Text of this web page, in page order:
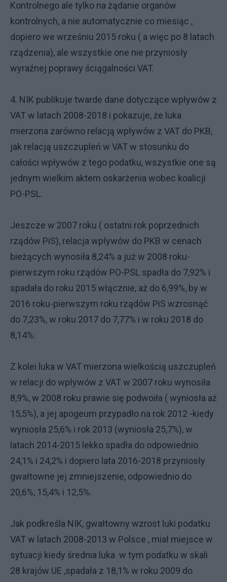
Kontrolnego ale tylko na żądanie organów
kontrolnych, a nie automatycznie co miesiąc ,
dopiero we wrześniu 2015 roku ( a więc po 8 latach
rządzenia), ale wszystkie one nie przyniosły
wyraźnej poprawy ściągalności VAT.
4. NIK publikuje twarde dane dotyczące wpływów z
VAT w latach 2008-2018 i pokazuje, że luka
mierzona zarówno relacją wpływów z VAT do PKB,
jak relacją uszczupleń w VAT w stosunku do
całości wpływów z tego podatku, wszystkie one są
jednym wielkim aktem oskarżenia wobec koalicji
PO-PSL.
Jeszcze w 2007 roku ( ostatni rok poprzednich
rządów PiS), relacja wpływów do PKB w cenach
bieżących wynosiła 8,24% a już w 2008 roku-
pierwszym roku rządów PO-PSL spadła do 7,92% i
spadała do roku 2015 włącznie, aż do 6,99%, by w
2016 roku-pierwszym roku rządów PiS wzrosnąć
do 7,23%, w roku 2017 do 7,77% i w roku 2018 do
8,14%.
Z kolei luka w VAT mierzona wielkością uszczupleń
w relacji do wpływów z VAT w 2007 roku wynosiła
8,9%, w 2008 roku prawie się podwoiła ( wyniosła aż
15,5%), a jej apogeum przypadło na rok 2012 -kiedy
wyniosła 25,6% i rok 2013 (wyniosła 25,7%), w
latach 2014-2015 lekko spadła do odpowiednio
24,1% i 24,2% i dopiero lata 2016-2018 przyniosły
gwałtowne jej zmniejszenie, odpowiednio do
20,6%, 15,4% i 12,5%.
Jak podkreśla NIK, gwałtowny wzrost luki podatku
VAT w latach 2008-2013 w Polsce , miał miejsce w
sytuacji kiedy średnia luka w tym podatku w skali
28 krajów UE ,spadała z 18,1% w roku 2009 do